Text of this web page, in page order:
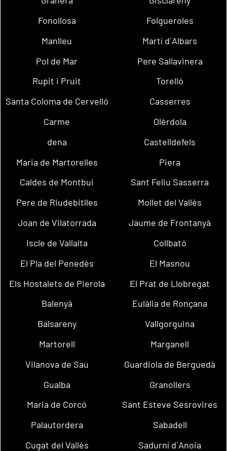
Fonollosa
Folgueroles
Manlleu
Martí d´Albars
Pol de Mar
Pere Sallavinera
Rupit i Pruit
Torelló
Santa Coloma de Cervelló
Casserres
Carme
Olèrdola
dena
Castelldefels
Maria de Martorelles
Piera
Caldes de Montbui
Sant Feliu Sasserra
Pere de Riudebitlles
Mollet del Vallès
Joan de Vilatorrada
Jaume de Frontanyà
Iscle de Vallalta
Collbató
El Pla del Penedès
El Masnou
Els Hostalets de Pierola
El Prat de Llobregat
Balenyà
Eulàlia de Ronçana
Balsareny
Vallgorguina
Martorell
Marganell
Vilanova de Sau
Guardiola de Berguedà
Gualba
Granollers
Maria de Corcó
Sant Esteve Sesrovires
Palautordera
Sabadell
Cugat del Vallès
Sadurní d´Anoia